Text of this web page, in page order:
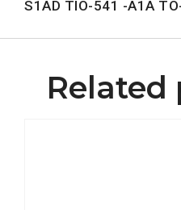
S1AD TIO-541 -A1A
Related